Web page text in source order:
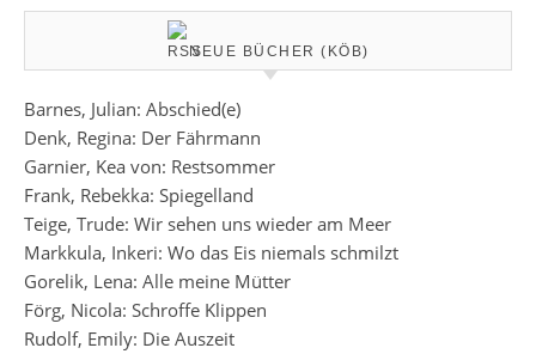
NEUE BÜCHER (KÖB)
Barnes, Julian: Abschied(e)
Denk, Regina: Der Fährmann
Garnier, Kea von: Restsommer
Frank, Rebekka: Spiegelland
Teige, Trude: Wir sehen uns wieder am Meer
Markkula, Inkeri: Wo das Eis niemals schmilzt
Gorelik, Lena: Alle meine Mütter
Förg, Nicola: Schroffe Klippen
Rudolf, Emily: Die Auszeit